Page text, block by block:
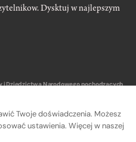
Dysktuj w najlepszym
i Dziedzictwa Narodowego pochodzących
Twoje doświadczenia. Możesz
ustawienia. Więcej w naszej